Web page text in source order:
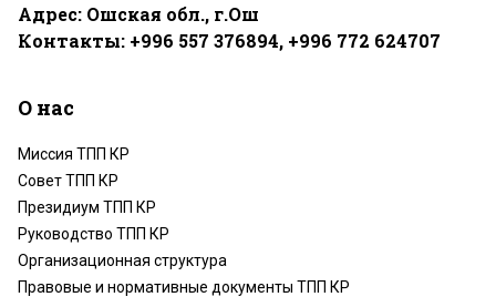
Адрес: Ошская обл., г.Ош
Контакты: +996 557 376894, +996 772 624707
О нас
Миссия ТПП КР
Совет ТПП КР
Президиум ТПП КР
Руководство ТПП КР
Организационная структура
Правовые и нормативные документы ТПП КР